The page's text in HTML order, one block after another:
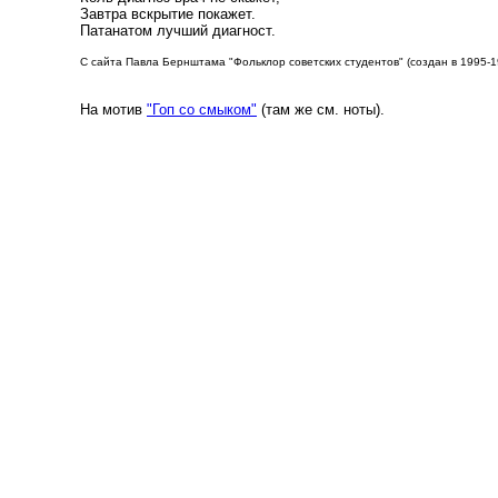
Завтра вскрытие покажет.
Патанатом лучший диагност.
С сайта Павла Бернштама "Фольклор советских студентов" (создан в 1995-
На мотив "Гоп со смыком" (там же см. ноты).